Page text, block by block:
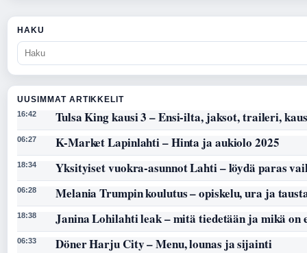
HAKU
UUSIMMAT ARTIKKELIT
16:42 Tulsa King kausi 3 – Ensi-ilta, jaksot, traileri,
06:27 K-Market Lapinlahti – Hinta ja aukiolo 2025
18:34 Yksityiset vuokra-asunnot Lahti – löydä paras
06:28 Melania Trumpin koulutus – opiskelu, ura ja
18:38 Janina Lohilahti leak – mitä tiedetään ja mikä on
06:33 Döner Harju City – Menu, lounas ja sijainti